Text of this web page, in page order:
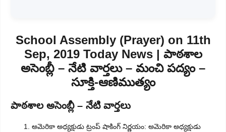
School Assembly (Prayer) on 11th
Sep, 2019 Today News | పాఠశాల
అసెంబ్లీ – నేటి వార్తలు – మంచి పద్యం –
సూక్తి-ఆణిముత్యం
పాఠశాల అసెంబ్లీ – నేటి వార్తలు
అమెరికా అధ్యక్షుడు ట్రంప్ షాకింగ్ నిర్ణయం: అమెరికా అధ్యక్షుడు